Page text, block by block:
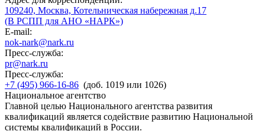
109240, Москва, Котельническая набережная д.17
(В РСПП для АНО «НАРК»)
E-mail:
nok-nark@nark.ru
Пресс-служба:
pr@nark.ru
Пресс-служба:
+7 (495) 966-16-86 (доб. 1019 или 1026)
Национальное агентство
Главной целью Национального агентства развития
квалификаций является содействие развитию Национальной
системы квалификаций в России.